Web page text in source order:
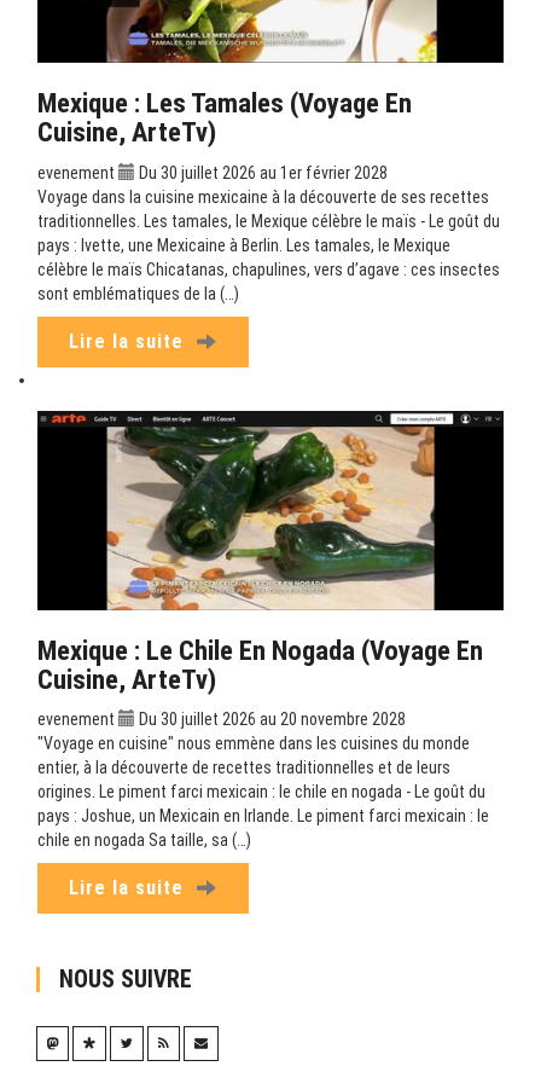
Mexique : Les Tamales (Voyage En
Cuisine, ArteTv)
evenement
Du 30 juillet 2026 au 1er février 2028
Voyage dans la cuisine mexicaine à la découverte de ses recettes
traditionnelles. Les tamales, le Mexique célèbre le maïs - Le goût du
pays : Ivette, une Mexicaine à Berlin. Les tamales, le Mexique
célèbre le maïs Chicatanas, chapulines, vers d’agave : ces insectes
sont emblématiques de la (…)
Lire la suite
Mexique : Le Chile En Nogada (Voyage En
Cuisine, ArteTv)
evenement
Du 30 juillet 2026 au 20 novembre 2028
"Voyage en cuisine" nous emmène dans les cuisines du monde
entier, à la découverte de recettes traditionnelles et de leurs
origines. Le piment farci mexicain : le chile en nogada - Le goût du
pays : Joshue, un Mexicain en Irlande. Le piment farci mexicain : le
chile en nogada Sa taille, sa (…)
Lire la suite
NOUS SUIVRE